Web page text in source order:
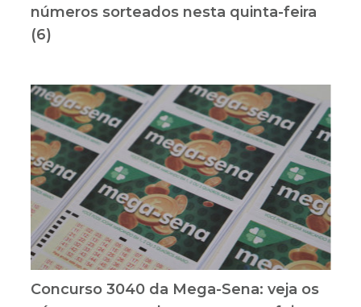
números sorteados nesta quinta-feira
(6)
Concurso 3040 da Mega-Sena: veja os